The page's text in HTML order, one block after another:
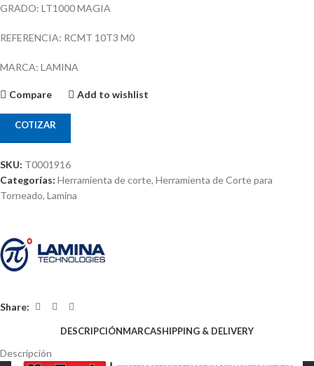
GRADO: LT1000 MAGIA
REFERENCIA: RCMT 10T3 M0
MARCA: LAMINA
Compare Add to wishlist
COTIZAR
SKU: T0001916
Categorías: Herramienta de corte, Herramienta de Corte para
Torneado, Lamina
Share:
DESCRIPCIÓNMARCASHIPPING & DELIVERY
Descripción